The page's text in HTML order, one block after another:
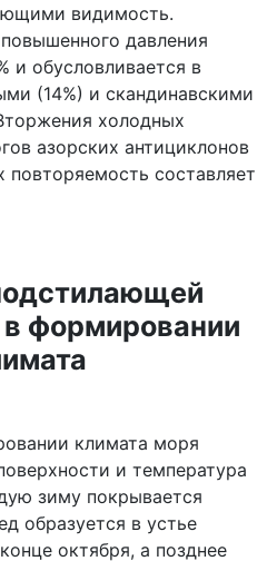
видимость.
давления
и обусловливается в
(14%) и скандинавскими
холодных
азорских антициклонов
составляет
в формировании
климата моря
и температура
зиму покрывается
образуется в устье
октября, а позднее